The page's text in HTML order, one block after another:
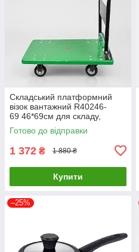
Складський платформний
візок вантажний R40246-
69 46*69см для складу,
магазину та офісу на колесах
Готово до відправки
1 372 ₴ 1 880 ₴
Купити
–25%